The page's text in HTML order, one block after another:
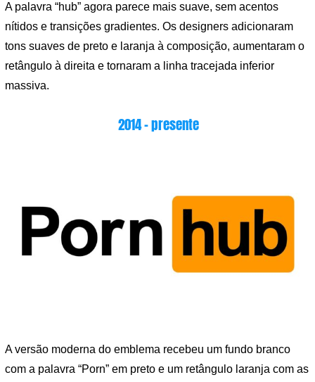
A palavra “hub” agora parece mais suave, sem acentos
nítidos e transições gradientes. Os designers adicionaram
tons suaves de preto e laranja à composição, aumentaram o
retângulo à direita e tornaram a linha tracejada inferior
massiva.
2014 – presente
A versão moderna do emblema recebeu um fundo branco
com a palavra “Porn” em preto e um retângulo laranja com as